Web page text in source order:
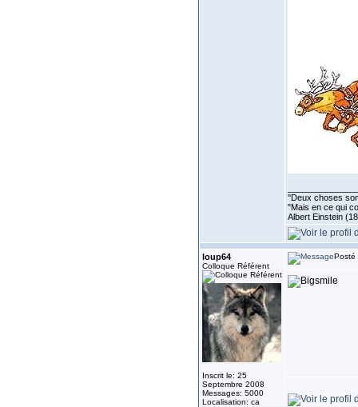
''Deux choses
"Mais en ce qui
Albert Einstein
loup64
Colloque Référent
Inscrit le: 25
Septembre 2008
Messages: 5000
Localisation: ca
Posté